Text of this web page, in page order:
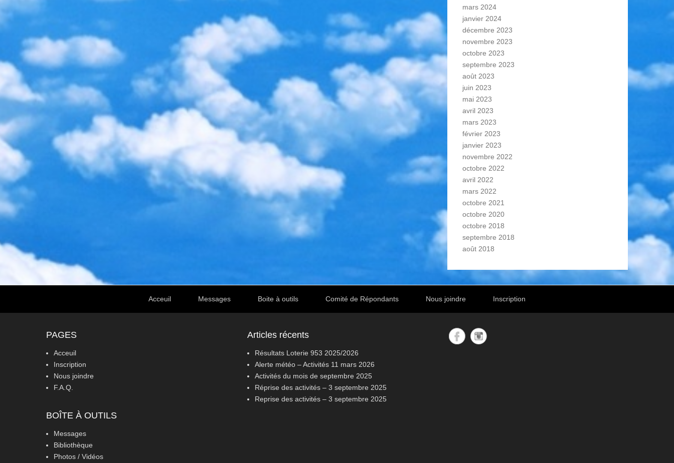
mars 2024
janvier 2024
décembre 2023
novembre 2023
octobre 2023
septembre 2023
août 2023
juin 2023
mai 2023
avril 2023
mars 2023
février 2023
janvier 2023
novembre 2022
octobre 2022
avril 2022
mars 2022
octobre 2021
octobre 2020
octobre 2018
septembre 2018
août 2018
Acceuil
Messages Boite à outils Comité de Répondants Nous joindre Inscription
PAGES
Acceuil
Inscription
Nous joindre
F.A.Q.
BOÎTE À OUTILS
Messages
Bibliothèque
Photos / Vidéos
Articles récents
Résultats Loterie 953 2025/2026
Alerte météo – Activités 11 mars 2026
Activités du mois de septembre 2025
Réprise des activités – 3 septembre 2025
Reprise des activités – 3 septembre 2025